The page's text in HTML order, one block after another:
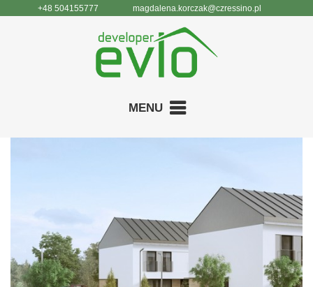
+48 504155777 magdalena.korczak@czressino.pl
MENU